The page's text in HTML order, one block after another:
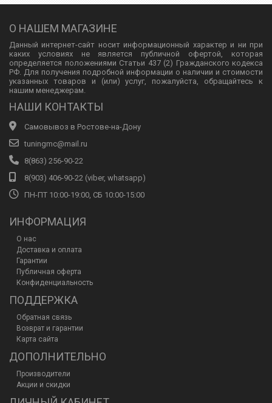
О НАШЕМ МАГАЗИНЕ
Данный интернет-сайт носит информационный характер и ни при
каких условиях не является публичной офертой, которая
определяется положениями Статьи 437 (2) Гражданского кодекса
РФ. Для получения подробной информации о наличии и стоимости
указанных товаров и (или) услуг, пожалуйста, обращайтесь к
нашим менеджерам.
НАШИ КОНТАКТЫ
Самовывоз в Ростове-на-Дону
tuningmc@mail.ru
8(863) 256-90-22
8(903) 406-90-22 (viber, whatsapp)
ПН-ПТ 10:00-19:00, СБ 10:00-15:00
ИНФОРМАЦИЯ
О нас
Доставка и оплата
Гарантии
Публичная оферта
Конфиденциальность
ПОДДЕРЖКА
Обратная связь
Возврат и гарантии
Карта сайта
ДОПОЛНИТЕЛЬНО
Производители
Акции и скидки